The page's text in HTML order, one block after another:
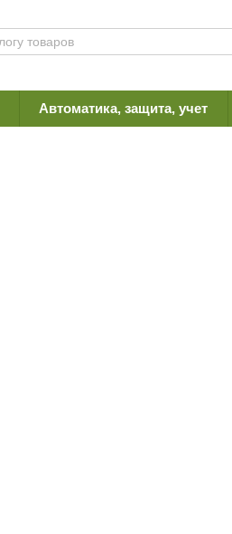
Автоматика, защита, учет